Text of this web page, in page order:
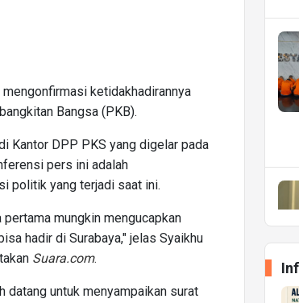
ketidakhadirannya
Bangsa (PKB).
Kantor DPP PKS yang digelar pada
pers ini adalah
politik yang terjadi saat ini.
mungkin mengucapkan
hadir di Surabaya," jelas Syaikhu
Suara.com.
datang untuk menyampaikan surat